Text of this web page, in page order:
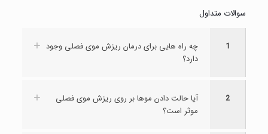
سوالات متداول
1
چه راه هایی برای درمان ریزش موی فصلی وجود
دارد؟
2
آیا حالت دادن موها بر روی ریزش موی فصلی
موثر است؟